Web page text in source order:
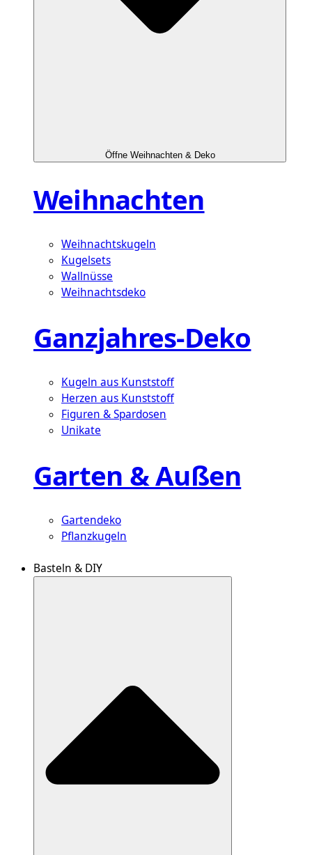
Öffne Weihnachten & Deko
Weihnachten
Weihnachtskugeln
Kugelsets
Wallnüsse
Weihnachtsdeko
Ganzjahres-Deko
Kugeln aus Kunststoff
Herzen aus Kunststoff
Figuren & Spardosen
Unikate
Garten & Außen
Gartendeko
Pflanzkugeln
Basteln & DIY